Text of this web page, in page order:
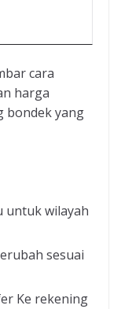
cara
harga
bondek yang
untuk wilayah
sesuai
Ke rekening